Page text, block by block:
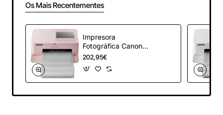
Os Mais Recentementes
Impresora
Fotográfica Canon
SELPHY CP1500
WiFi/ Rosa
202,95€